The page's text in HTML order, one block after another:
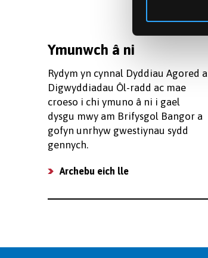
Ymunwch â ni
Rydym yn cynnal Dyddiau Agored a
Digwyddiadau Ôl-radd ac mae
croeso i chi ymuno â ni i gael
dysgu mwy am Brifysgol Bangor a
gofyn unrhyw gwestiynau sydd
gennych.
Archebu eich lle